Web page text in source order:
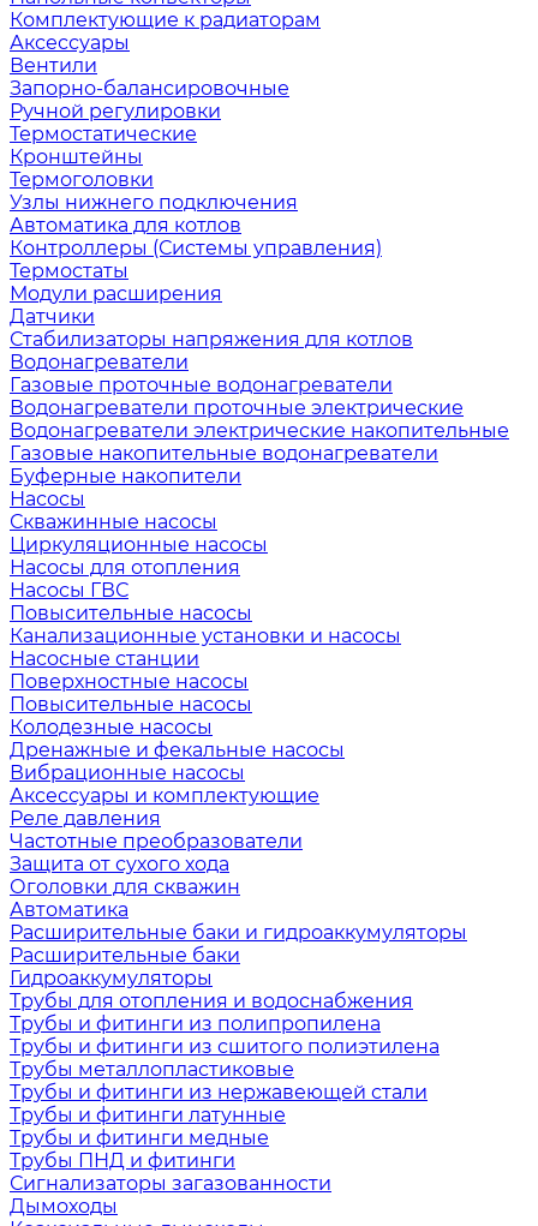
Комплектующие к радиаторам
Аксессуары
Вентили
Запорно-балансировочные
Ручной регулировки
Термостатические
Кронштейны
Термоголовки
Узлы нижнего подключения
Автоматика для котлов
Контроллеры (Системы управления)
Термостаты
Модули расширения
Датчики
Стабилизаторы напряжения для котлов
Водонагреватели
Газовые проточные водонагреватели
Водонагреватели проточные электрические
Водонагреватели электрические накопительные
Газовые накопительные водонагреватели
Буферные накопители
Насосы
Скважинные насосы
Циркуляционные насосы
Насосы для отопления
Насосы ГВС
Повысительные насосы
Канализационные установки и насосы
Насосные станции
Поверхностные насосы
Повысительные насосы
Колодезные насосы
Дренажные и фекальные насосы
Вибрационные насосы
Аксессуары и комплектующие
Реле давления
Частотные преобразователи
Защита от сухого хода
Оголовки для скважин
Автоматика
Расширительные баки и гидроаккумуляторы
Расширительные баки
Гидроаккумуляторы
Трубы для отопления и водоснабжения
Трубы и фитинги из полипропилена
Трубы и фитинги из сшитого полиэтилена
Трубы металлопластиковые
Трубы и фитинги из нержавеющей стали
Трубы и фитинги латунные
Трубы и фитинги медные
Трубы ПНД и фитинги
Сигнализаторы загазованности
Дымоходы